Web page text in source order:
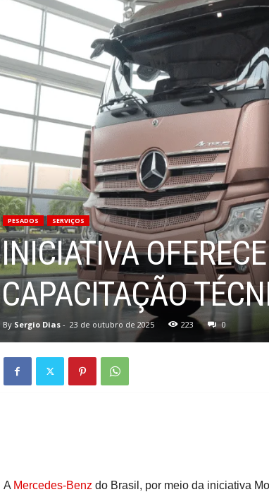
PESADOS SERVIÇOS
INICIATIVA
CAPACITAÇÃO
By Sergio Dias- 23 de outubro de 2025 223 0
A Mercedes-Benz do Brasil, por meio da iniciativa